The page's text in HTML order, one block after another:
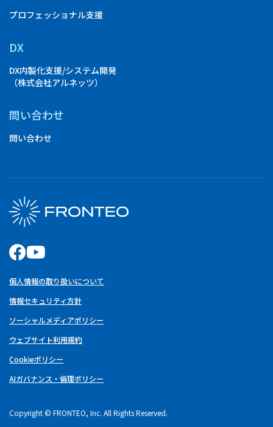
プロフェッショナル支援
DX
DX内製化支援/システム開発
（株式会社アルネッツ）
問い合わせ
問い合わせ
個人情報の取り扱いについて
情報セキュリティ方針
ソーシャルメディアポリシー
ウェブサイト利用規約
Cookieポリシー
AIガバナンス・倫理ポリシー
Copyright © FRONTEO, Inc. All Rights Reserved.